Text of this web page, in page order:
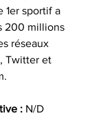
1er sportif a
200 millions
réseaux
Twitter et
: N/D